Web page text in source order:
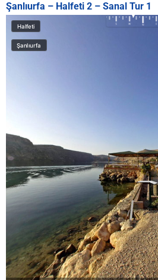
Şanlıurfa – Halfeti 2 – Sanal Tur 1